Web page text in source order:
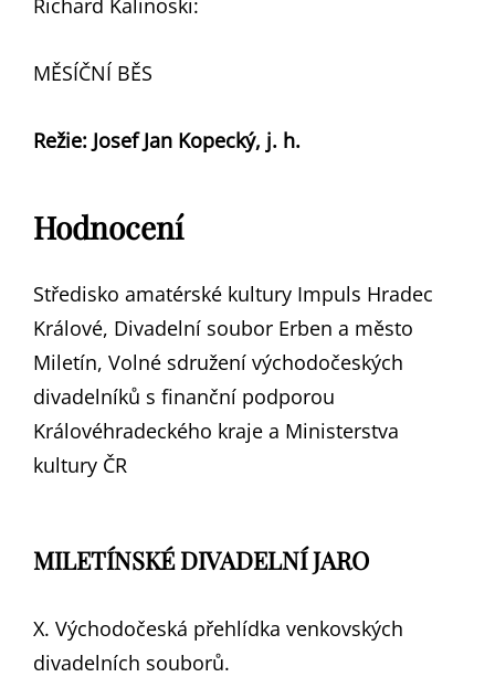
Richard Kalinoski:
MĚSÍČNÍ BĚS
Režie: Josef Jan Kopecký, j. h.
Hodnocení
Středisko amatérské kultury Impuls Hradec
Králové, Divadelní soubor Erben a město
Miletín, Volné sdružení východočeských
divadelníků s finanční podporou
Královéhradeckého kraje a Ministerstva
kultury ČR
MILETÍNSKÉ DIVADELNÍ JARO
X. Východočeská přehlídka venkovských
divadelních souborů.